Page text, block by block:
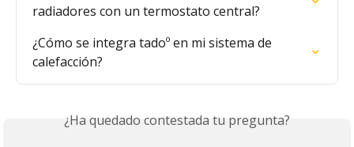
radiadores con un termostato central?
¿Cómo se integra tadoº en mi sistema de
calefacción?
¿Ha quedado contestada tu pregunta?